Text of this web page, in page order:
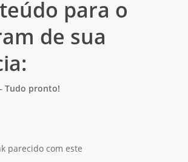
para o
de sua
Tudo pronto!
parecido com este